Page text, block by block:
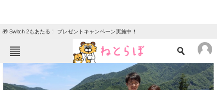
🎁 Switch 2もあたる！ プレゼントキャンペーン実施中！
ねとらぼメニュー
ニュース